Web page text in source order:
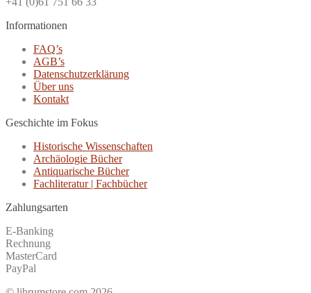
Informationen
FAQ’s
AGB’s
Datenschutzerklärung
Über uns
Kontakt
Geschichte im Fokus
Historische Wissenschaften
Archäologie Bücher
Antiquarische Bücher
Fachliteratur | Fachbücher
Zahlungsarten
E-Banking
Rechnung
MasterCard
PayPal